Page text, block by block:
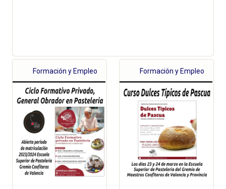
Formación y Empleo Formación y Empleo